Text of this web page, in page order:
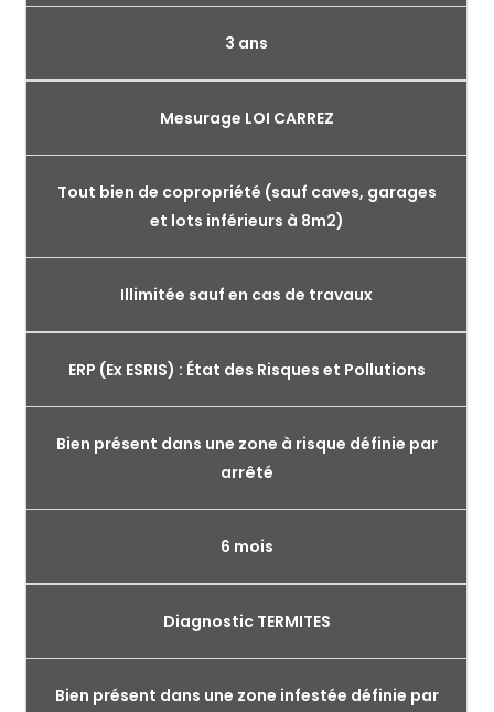
3 ans
Mesurage LOI CARREZ
Tout bien de copropriété (sauf caves, garages
et lots inférieurs à 8m2)
Illimitée sauf en cas de travaux
ERP (Ex ESRIS) : État des Risques et Pollutions
Bien présent dans une zone à risque définie par
arrêté
6 mois
Diagnostic TERMITES
Bien présent dans une zone infestée définie par